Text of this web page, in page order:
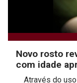
Novo rosto
com idade
viveu a mais